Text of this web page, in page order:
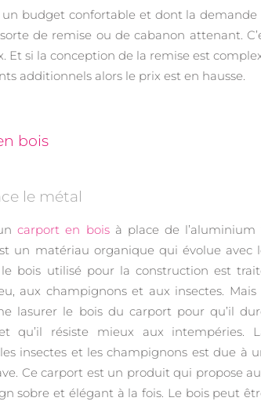
budget confortable et dont la
de remise ou de cabanon attenant.
Et si la conception de la remise est
additionnels alors le prix est en hausse.
bois
le métal
carport en boisà place de l’aluminium
un matériau organique qui évolue avec
bois utilisé pour la construction est
aux champignons et aux insectes. Mais
lasurer le bois du carport pour qu’il
qu’il résiste mieux aux intempéries.
insectes et les champignons est due à
Ce carport est un produit qui propose
sobre et élégant à la fois. Le bois peut